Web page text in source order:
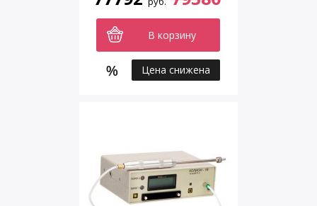
В корзину
Цена снижена